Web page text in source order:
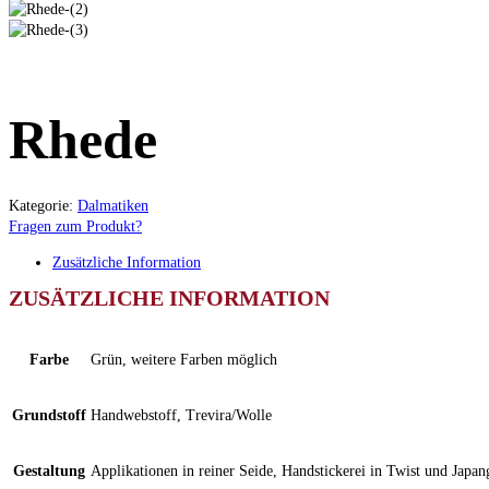
Rhede
Kategorie: Dalmatiken
Fragen zum Produkt?
Zusätzliche Information
ZUSÄTZLICHE INFORMATION
Farbe Grün, weitere Farben möglich
Grundstoff Handwebstoff, Trevira/Wolle
Gestaltung Applikationen in reiner Seide, Handstickerei in Twist und